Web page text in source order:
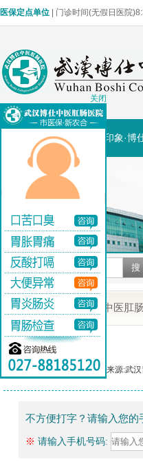
医保定点单位 | 门诊时间(无假日医院
网站首页 印象·博
当前位置: 武汉博仕中医肛
来源:武
不方便打字？请输入您的
※ 请输入手机号码:
关闭